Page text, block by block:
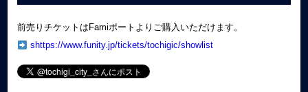
前売りチケットはFamiポートよりご購入いただけます。
shttps://www.funity.jp/tickets/tochigic/showlist